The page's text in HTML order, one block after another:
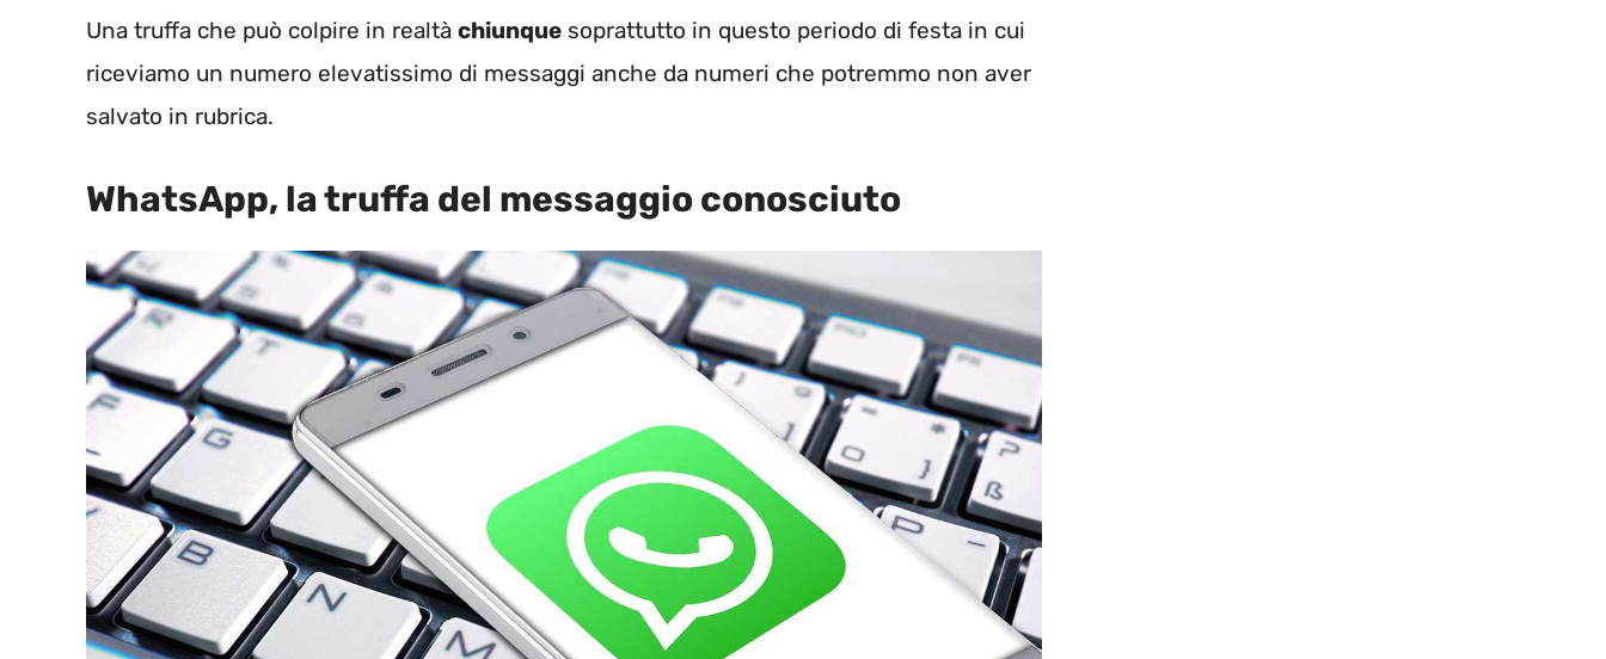
Una truffa che può colpire in realtà chiunque soprattutto in questo periodo di festa in cui
riceviamo un numero elevatissimo di messaggi anche da numeri che potremmo non aver
salvato in rubrica.
WhatsApp, la truffa del messaggio conosciuto